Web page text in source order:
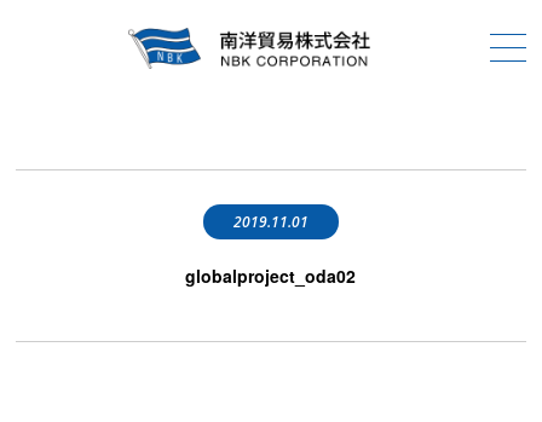
2019.11.01
globalproject_oda02